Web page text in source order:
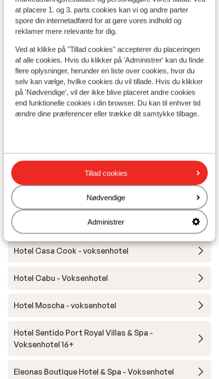
at placere 1. og 3. parts cookies kan vi og andre parter
spore din internetadfærd for at gøre vores indhold og
reklamer mere relevante for dig.
Ved at klikke på "Tillad cookies" accepterer du placeringen
af alle cookies. Hvis du klikker på 'Administrer' kan du finde
flere oplysninger, herunder en liste over cookies, hvor du
selv kan vælge, hvilke cookies du vil tillade. Hvis du klikker
på 'Nødvendige', vil der ikke blive placeret andre cookies
end funktionelle cookies i din browser. Du kan til enhver tid
ændre dine præferencer eller trække dit samtykke tilbage.
Tillad cookies
Nødvendige
Administrer
Se på kort
I området
Afstand til stranden ca. 150 meter (stenstrand)
Afstand til centrum: ca. 1,5 kilometer, lindos: ca. 15
Afstand til pengeautomat ca. 150 meter
Afstand til nærmeste butikker ca. 150 meter
Afstand til nærmeste kiosk ca. 150 meter
Nærmeste restaurant ca. 200 meter
Andre overnatningssteder i Rhodos
Hotel Casa Cook - voksenhotel
Hotel Cabu - Voksenhotel
Hotel Moscha - voksenhotel
Hotel Sentido Port Royal Villas & Spa -
Voksenhotel 16+
Eleonas Boutique Hotel & Spa - Voksenhotel